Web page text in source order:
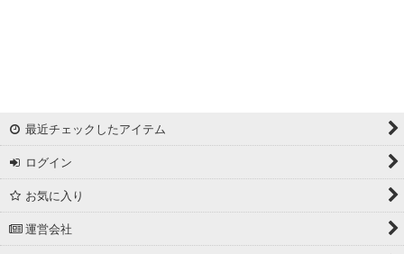
最近チェックしたアイテム
ログイン
お気に入り
運営会社